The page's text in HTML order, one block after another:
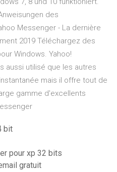
des
Messenger - La dernière
2019 Téléchargez des
Windows. Yahoo!
aussi utilisé que les autres
mais il offre tout de
gamme d'excellents
bit
pour xp 32 bits
gratuit